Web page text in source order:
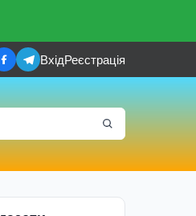
ВхідРеєстрація